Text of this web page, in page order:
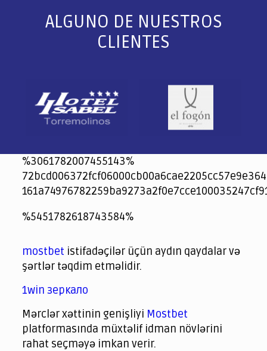
ALGUNO DE NUESTROS
CLIENTES
%3061782007455143%
jeetcity
1xbet
jeet city casino
%5451782618743584%
spintiger
Avabet
Spinrise
Crown Green
Crowngreen casino login
슈가 러쉬1000 슬롯
crazy time casino online
1xcasinozambia.com
codingworldnews.com
parimatch.kr
winorio
winorio casino
winorio
mostbet istifadəçilər üçün aydın qaydalar və
şərtlər təqdim etməlidir.
1win зеркало
Mərclər xəttinin genişliyi Mostbet
platformasında müxtəlif idman növlərini
rahat seçməyə imkan verir.